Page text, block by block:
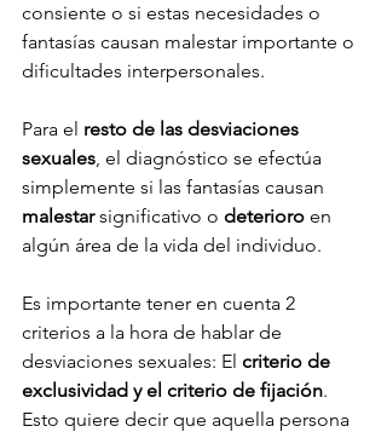
consiente o si estas necesidades o
fantasías causan malestar importante o
dificultades interpersonales.
Para el resto de las desviaciones
sexuales, el diagnóstico se efectúa
simplemente si las fantasías causan
malestar significativo o deterioro en
algún área de la vida del individuo.
Es importante tener en cuenta 2
criterios a la hora de hablar de
desviaciones sexuales: El criterio de
exclusividad y el criterio de fijación.
Esto quiere decir que aquella persona